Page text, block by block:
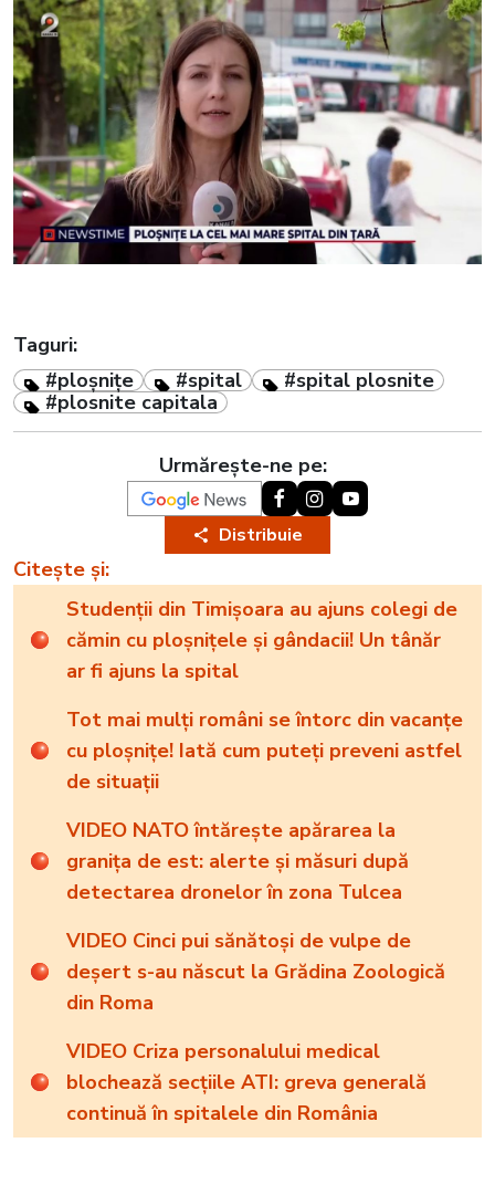
Taguri:
#ploșnițe
#spital
#spital plosnite
#plosnite capitala
Urmărește-ne pe:
Distribuie
Citește și:
Studenții din Timișoara au ajuns colegi de
cămin cu ploșnițele și gândacii! Un tânăr
ar fi ajuns la spital
Tot mai mulți români se întorc din vacanțe
cu ploșnițe! Iată cum puteți preveni astfel
de situații
VIDEO NATO întărește apărarea la
granița de est: alerte și măsuri după
detectarea dronelor în zona Tulcea
VIDEO Cinci pui sănătoși de vulpe de
deșert s-au născut la Grădina Zoologică
din Roma
VIDEO Criza personalului medical
blochează secțiile ATI: greva generală
continuă în spitalele din România